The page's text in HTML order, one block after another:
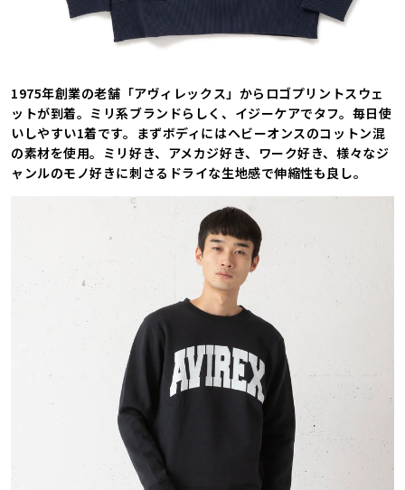
1975年創業の老舗「アヴィレックス」からロゴプリントスウェ
ットが到着。ミリ系ブランドらしく、イジーケアでタフ。毎日使
いしやすい1着です。まずボディにはヘビーオンスのコットン混
の素材を使用。ミリ好き、アメカジ好き、ワーク好き、様々なジ
ャンルのモノ好きに刺さるドライな生地感で伸縮性も良し。